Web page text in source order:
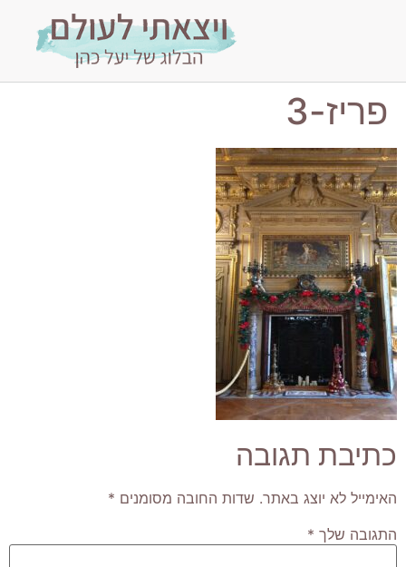
פריז-3
כתיבת תגובה
האימייל לא יוצג באתר. שדות החובה מסומנים *
התגובה שלך *